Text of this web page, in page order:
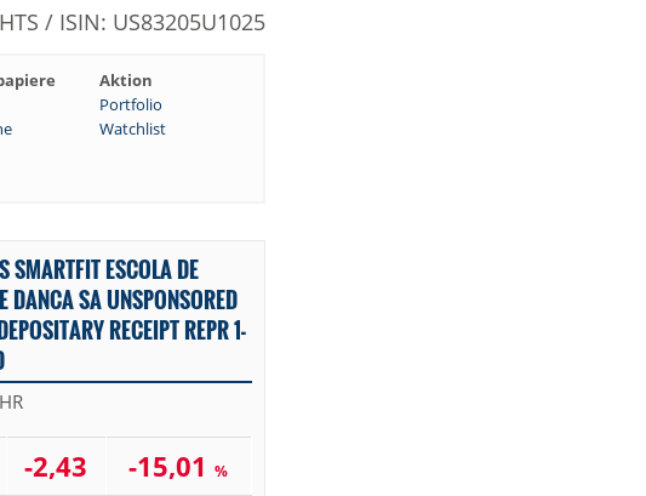
/ ISIN: US83205U1025
Aktion
Portfolio
Watchlist
SMARTFIT ESCOLA DE
DANCA SA UNSPONSORED
RECEIPT REPR 1-
-2,43 -15,01%